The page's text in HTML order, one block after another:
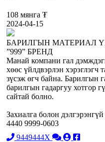
108 мянга ₮
2024-04-15
БАРИЛГЫН МАТЕРИАЛ
”999” БРЕНД
Манай компани гал
хөөс үйлдвэрлэн хэрэглэгч
зүсэж өгч байна. Барилгын
барилгын гадаргуу хотгор
сайтай болно.
Захиалга болон
4440 9999-0603
9449444X